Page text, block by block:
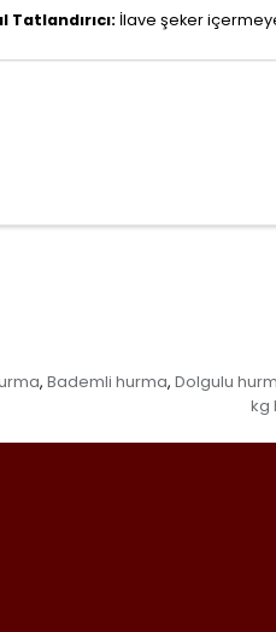
Tatlandırıcı: İlave şeker
, Bademli hurma, Dolgulu
kg